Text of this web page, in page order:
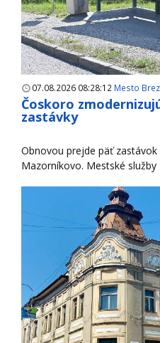
07.08.2026 08:28:12 Mesto
Čoskoro
zastávky
Obnovou prejde päť
Mazorníkovo. Mestské služby